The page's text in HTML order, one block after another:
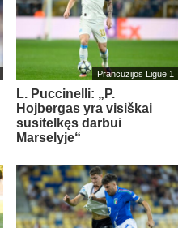
Prancūzijos Ligue 1
L. Puccinelli: „P.
Hojbergas yra visiškai
susitelkęs darbui
Marselyje“